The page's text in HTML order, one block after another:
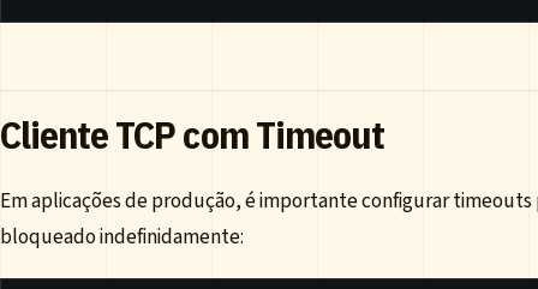
Cliente TCP com Timeout
Em aplicações de produção, é importante configurar
bloqueado indefinidamente: